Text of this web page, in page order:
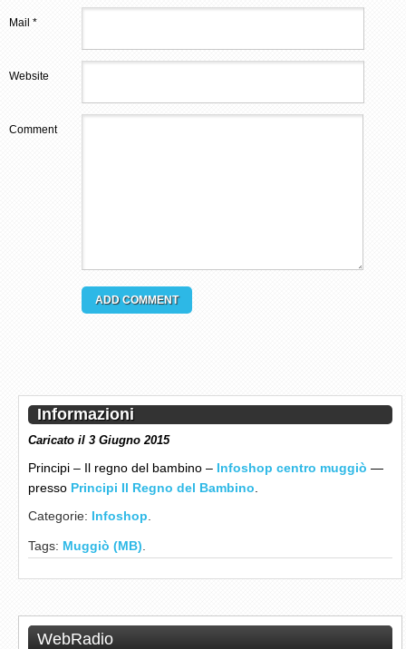
Mail *
Website
Comment
Informazioni
Caricato il 3 Giugno 2015
Principi – Il regno del bambino – Infoshop centro muggiò —
presso Principi Il Regno del Bambino
Categorie: Infoshop
Tags: Muggiò (MB)
WebRadio